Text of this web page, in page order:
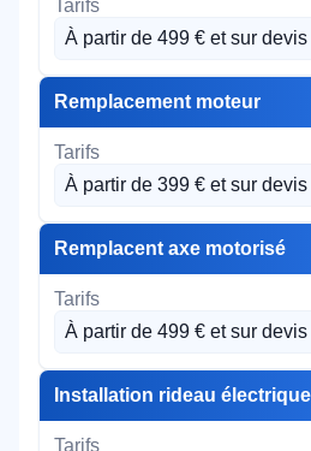
À partir de 499 € et sur devis
Remplacement moteur
À partir de 399 € et sur devis
Remplacent axe motorisé
À partir de 499 € et sur devis
Installation rideau électrique